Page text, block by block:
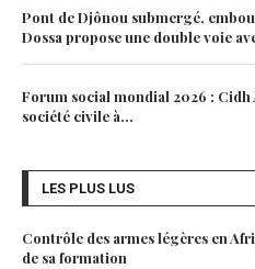
Pont de Djônou submergé,
Dossa propose une double voie
Forum social mondial 2026 : Cidh
société civile à...
LES PLUS LUS
Contrôle des armes légères en
de sa formation